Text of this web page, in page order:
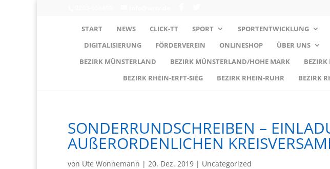
START NEWS CLICK-TT SPORT SPORTENTWICKLUNG
DIGITALISIERUNG
FÖRDERVEREIN ONLINESHOP ÜBER UNS
BEZIRK MÜNSTERLAND
BEZIRK MÜNSTERLAND/HOHE MARK BEZIRK
BEZIRK RHEIN-ERFT-SIEG
BEZIRK RHEIN-RUHR BEZIRK
SONDERRUNDSCHREIBEN –
AUßERORDENLICHEN
von Ute Wonnemann | 20. Dez. 2019 | Uncategorized